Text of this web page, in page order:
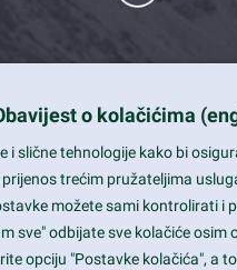
design
o kolačićima
i slične tehnologije kako bi
trećim pružateljima
možete sami kontrolirati i
sve" odbijate sve kolačiće osim
opciju "Postavke kolačića", a